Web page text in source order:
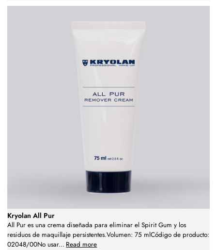
Kryolan All Pur
All Pur es una crema diseñada para eliminar el Spirit Gum y los
residuos de maquillaje persistentes.Volumen: 75 mlCódigo de producto:
02048/00No usar... Read more